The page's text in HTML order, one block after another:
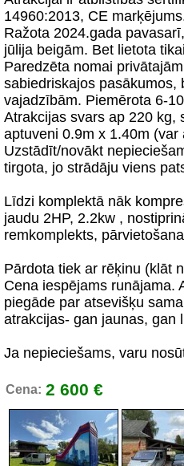
14960:2013, CE
Ražota 2024.gada
jūlija beigām. Bet lietota
Paredzēta nomai
sabiedriskajos pasākumos,
vajadzībām. Piemērota 6-
Atrakcijas svars ap 220 kg,
aptuveni 0.9m x 1.40m (var
Uzstādīt/novākt
tirgota, jo strādāju viens
Līdzi komplektā nāk
jaudu 2HP, 2.2kw ,
remkomplekts,
Pārdota tiek ar rēķinu (klāt
Cena iespējams runājama.
piegāde par atsevišķu
atrakcijas- gan jaunas, gan
Ja nepieciešams, varu
Cena: 2 600 €